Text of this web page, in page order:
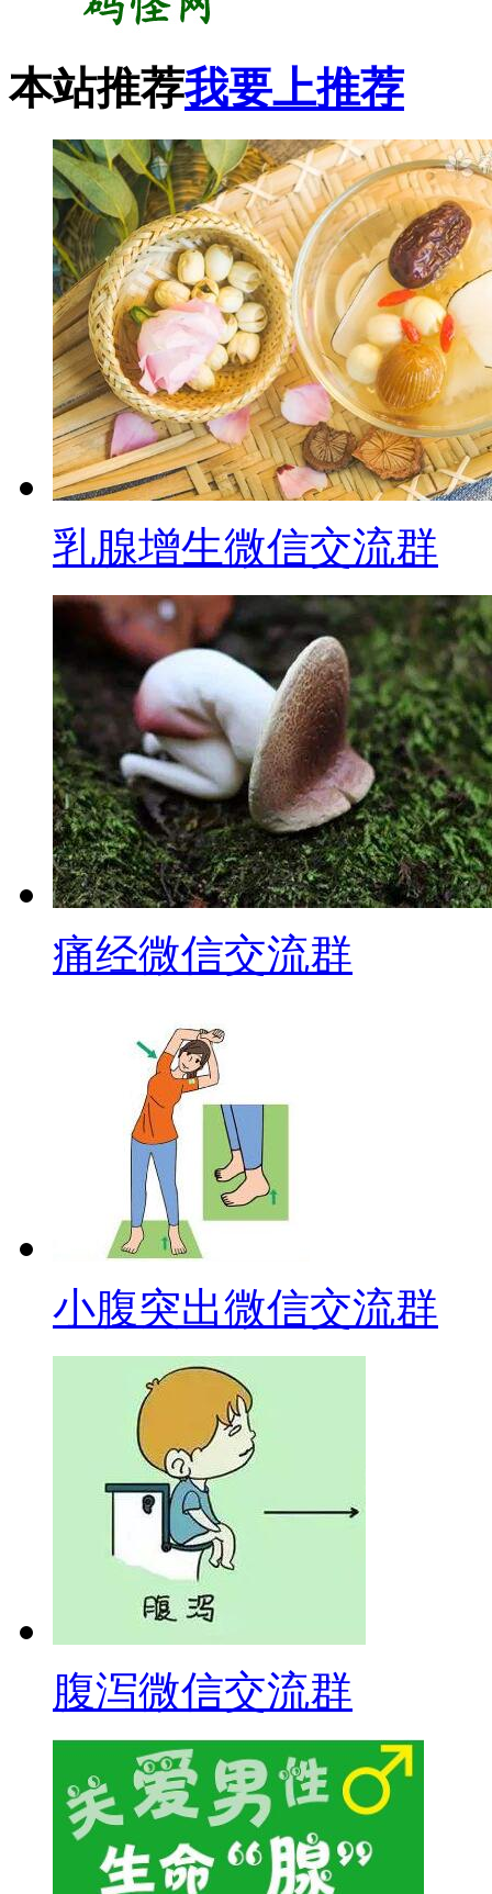
本站推荐我要上推荐
乳腺增生微信交流群
痛经微信交流群
小腹突出微信交流群
腹泻微信交流群